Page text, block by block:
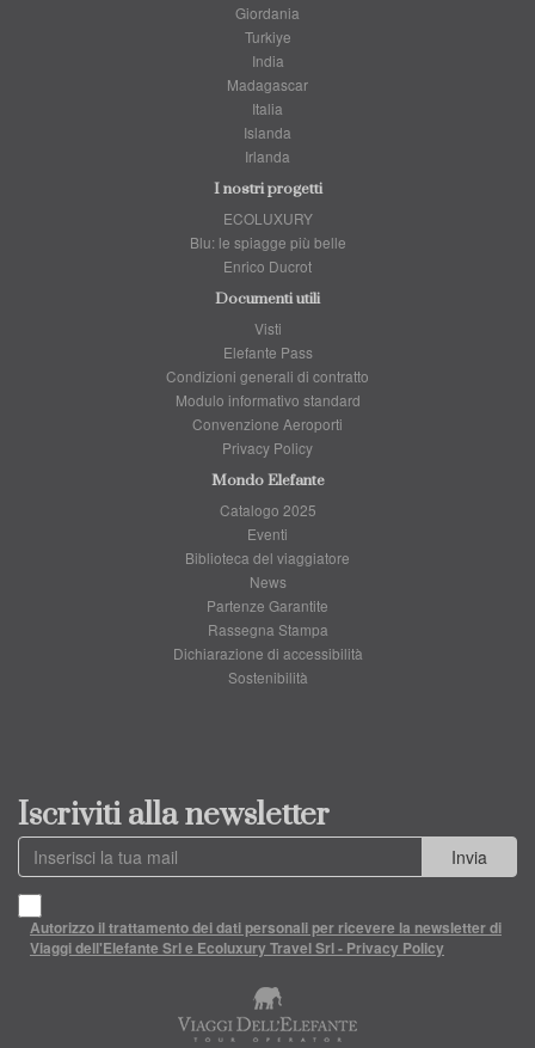
Giordania
Turkiye
India
Madagascar
Italia
Islanda
Irlanda
I nostri progetti
ECOLUXURY
Blu: le spiagge più belle
Enrico Ducrot
Documenti utili
Visti
Elefante Pass
Condizioni generali di contratto
Modulo informativo standard
Convenzione Aeroporti
Privacy Policy
Mondo Elefante
Catalogo 2025
Eventi
Biblioteca del viaggiatore
News
Partenze Garantite
Rassegna Stampa
Dichiarazione di accessibilità
Sostenibilità
Iscriviti alla newsletter
Invia
Autorizzo il trattamento dei dati personali per ricevere la newsletter di
Viaggi dell'Elefante Srl e Ecoluxury Travel Srl - Privacy Policy